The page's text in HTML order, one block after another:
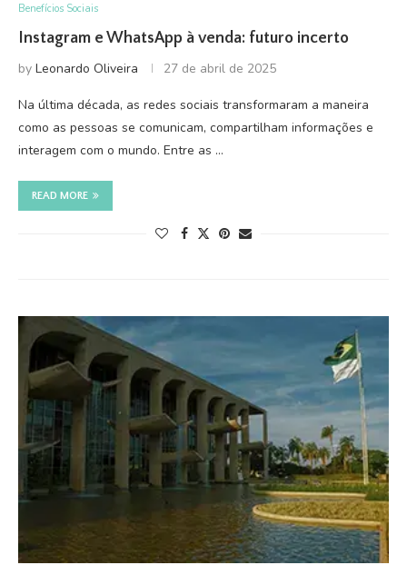
Benefícios Sociais
Instagram e WhatsApp à venda: futuro incerto
by Leonardo Oliveira 27 de abril de 2025
Na última década, as redes sociais transformaram a maneira
como as pessoas se comunicam, compartilham informações e
interagem com o mundo. Entre as …
READ MORE